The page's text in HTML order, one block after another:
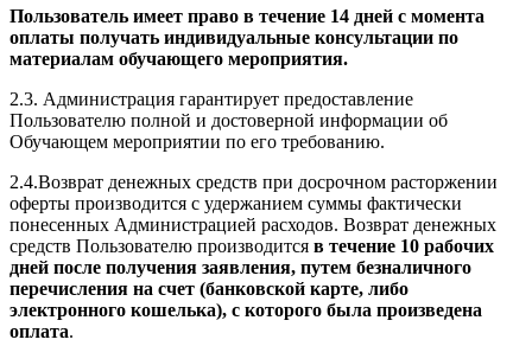
Пользователь имеет право в течение 14 дней с момента
оплаты получать индивидуальные консультации по
материалам обучающего мероприятия.
2.3. Администрация гарантирует предоставление
Пользователю полной и достоверной информации об
Обучающем мероприятии по его требованию.
2.4.Возврат денежных средств при досрочном расторжении
оферты производится с удержанием суммы фактически
понесенных Администрацией расходов. Возврат денежных
средств Пользователю производится в течение 10 рабочих
дней после получения заявления, путем безналичного
перечисления на счет (банковской карте, либо
электронного кошелька), с которого была произведена
оплата.